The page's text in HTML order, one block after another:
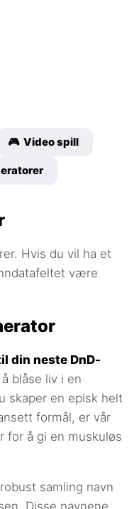
🎮 Video spill
Hvis du vil ha et
være
din neste DnD-
blåse liv i en
skaper en episk helt
formål, er vår
for å gi en muskuløs
samling navn